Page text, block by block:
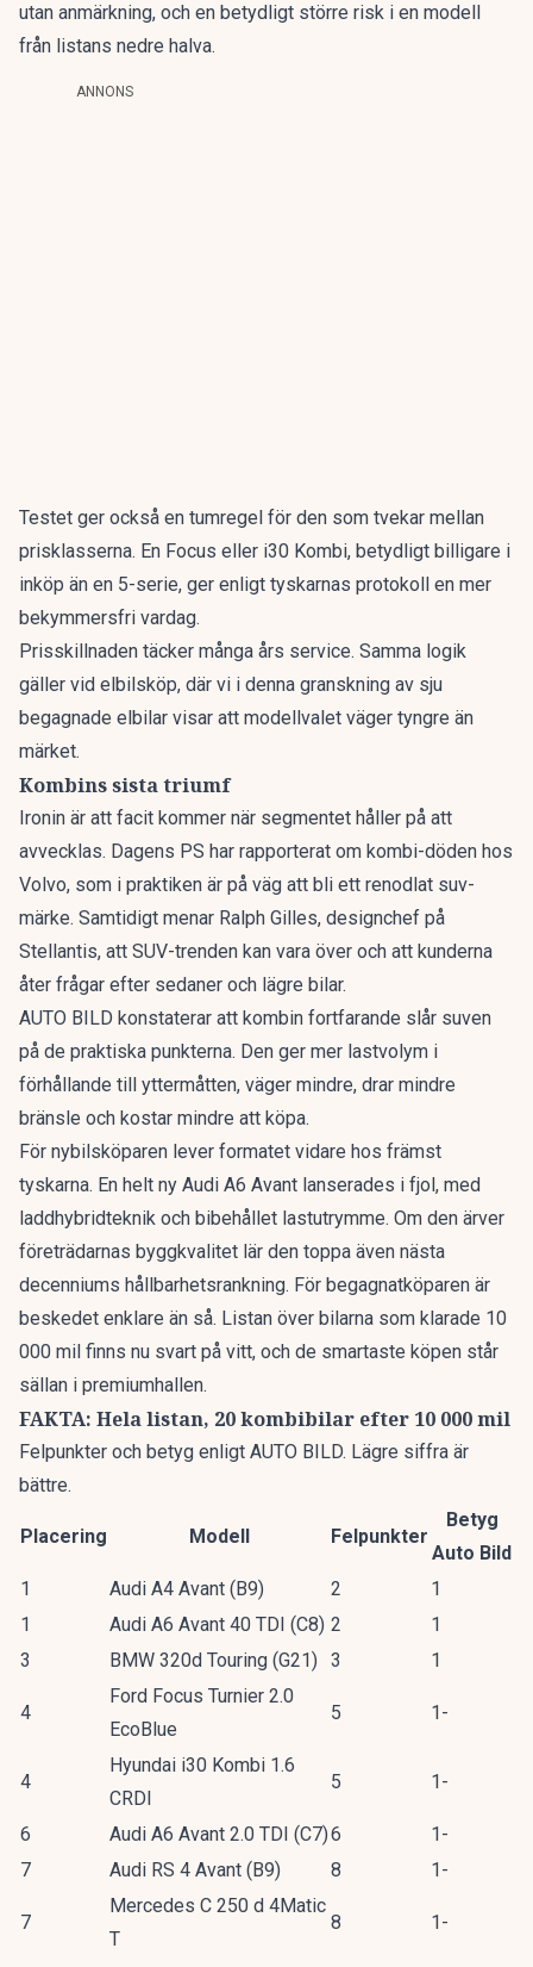
utan anmärkning, och en betydligt större risk i en modell
från listans nedre halva.
ANNONS
Testet ger också en tumregel för den som tvekar mellan
prisklasserna. En Focus eller i30 Kombi, betydligt billigare i
inköp än en 5-serie, ger enligt tyskarnas protokoll en mer
bekymmersfri vardag.
Prisskillnaden täcker många års service. Samma logik
gäller vid elbilsköp, där vi i denna granskning av sju
begagnade elbilar visar att modellvalet väger tyngre än
märket.
Kombins sista triumf
Ironin är att facit kommer när segmentet håller på att
avvecklas. Dagens PS har rapporterat om kombi-döden hos
Volvo, som i praktiken är på väg att bli ett renodlat suv-
märke. Samtidigt menar Ralph Gilles, designchef på
Stellantis, att SUV-trenden kan vara över och att kunderna
åter frågar efter sedaner och lägre bilar.
AUTO BILD konstaterar att kombin fortfarande slår suven
på de praktiska punkterna. Den ger mer lastvolym i
förhållande till yttermåtten, väger mindre, drar mindre
bränsle och kostar mindre att köpa.
För nybilsköparen lever formatet vidare hos främst
tyskarna. En helt ny Audi A6 Avant lanserades i fjol, med
laddhybridteknik och bibehållet lastutrymme. Om den ärver
företrädarnas byggkvalitet lär den toppa även nästa
decenniums hållbarhetsrankning. För begagnatköparen är
beskedet enklare än så. Listan över bilarna som klarade 10
000 mil finns nu svart på vitt, och de smartaste köpen står
sällan i premiumhallen.
FAKTA: Hela listan, 20 kombibilar efter 10 000 mil
Felpunkter och betyg enligt AUTO BILD. Lägre siffra är
bättre.
Placering Modell Felpunkter
Betyg
Auto Bild
1
Audi A4 Avant (B9) 2
1
1
Audi A6 Avant 40 TDI (C8) 2
1
3
BMW 320d Touring (G21) 3 1
4
Ford Focus Turnier 2.0
EcoBlue
5 1-
4
Hyundai i30 Kombi 1.6
CRDI
5 1-
6 Audi A6 Avant 2.0 TDI (C7)6
1-
7
Audi RS 4 Avant (B9) 8 1-
7
Mercedes C 250 d 4Matic
T
8 1-